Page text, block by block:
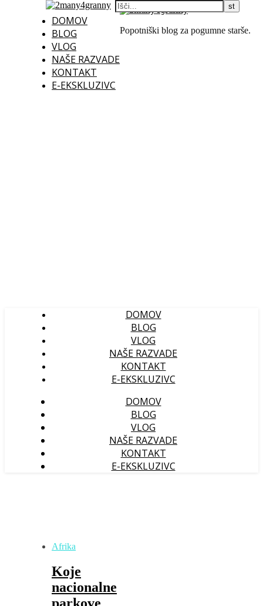
DOMOV
BLOG
VLOG
NAŠE RAZVADE
KONTAKT
E-EKSKLUZIVC
Popotniški blog za pogumne starše.
DOMOV
BLOG
VLOG
NAŠE RAZVADE
KONTAKT
E-EKSKLUZIVC
DOMOV
BLOG
VLOG
NAŠE RAZVADE
KONTAKT
E-EKSKLUZIVC
Afrika
Koje
nacionalne